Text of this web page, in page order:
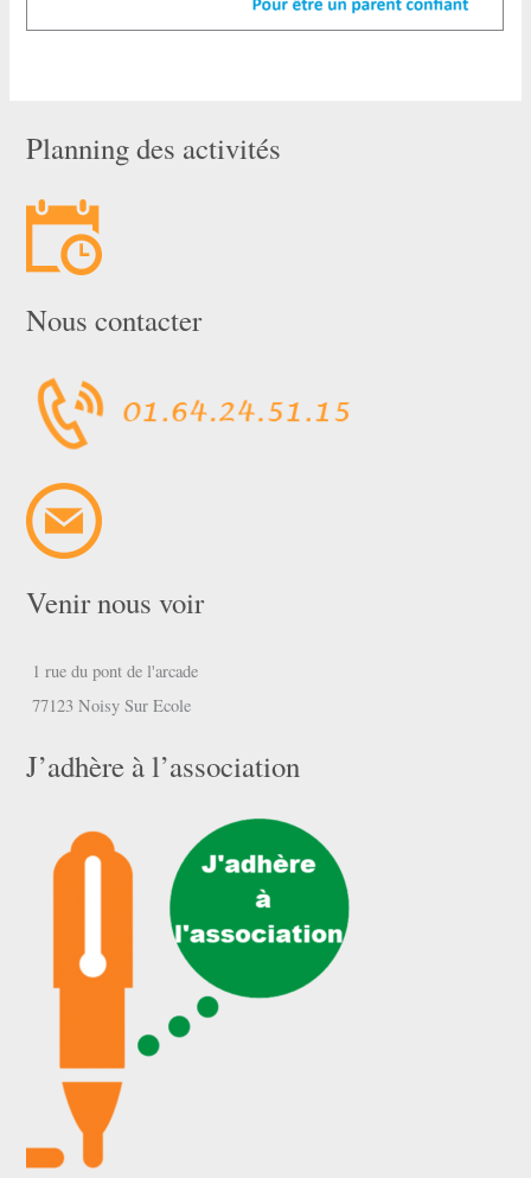
Planning des activités
Nous contacter
Venir nous voir
1 rue du pont de l'arcade
77123 Noisy Sur Ecole
J’adhère à l’association